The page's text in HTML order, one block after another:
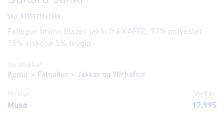
SKU: 9175827742888
Fallegur brúnn blazer jakki frá KAFFE. 77% polyester
18% viskose 5% teygja
Vöruflokkar
Konur > Fatnaður > Jakkar og Yfirhafnir
Verslun Verð kr.
Muse 17.995